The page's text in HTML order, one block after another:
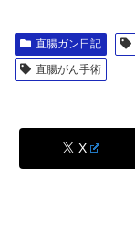
直腸ガン日記
直腸がん手術
X